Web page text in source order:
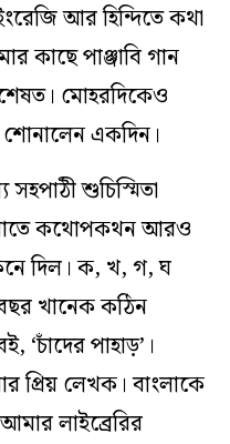
আর হিন্দিতে কথা
কাছে পাঞ্জাবি গান
মোহরদিকেও
একদিন।
শুচিস্মিতা
কথোপকথন আরও
দিল। ক, খ, গ, ঘ
খানেক কঠিন
‘চাঁদের পাহাড়’।
প্রিয় লেখক। বাংলাকে
লাইব্রেরির